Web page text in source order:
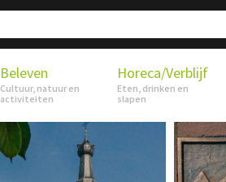
Beleven
Cultuur, natuur en
activiteiten
Horeca/Verblijf
Eten, drinken en
slapen